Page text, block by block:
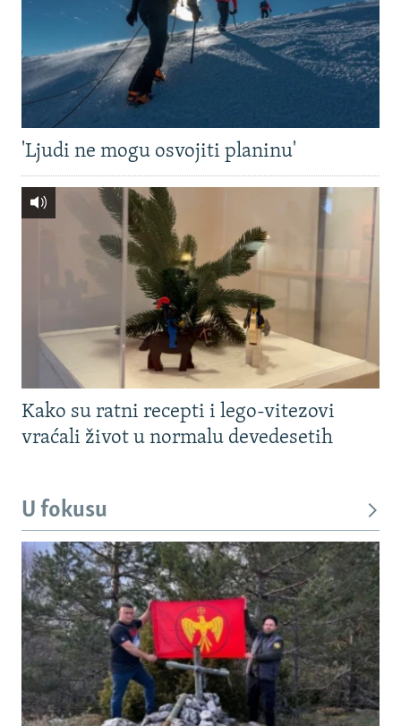
'Ljudi ne mogu osvojiti planinu'
Kako su ratni recepti i lego-vitezovi
vraćali život u normalu devedesetih
U fokusu